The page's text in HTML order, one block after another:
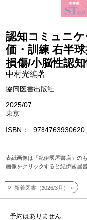
認知コミュニ
価・訓練 右半
損傷/小脳性認
中村光編著
協同医書出版社
2025/07
東京
ISBN 9784763930620
表紙画像は「紀伊國屋書店」の
画像をクリックすると紀伊國屋
新着図書（2026/3月）
予約はありません